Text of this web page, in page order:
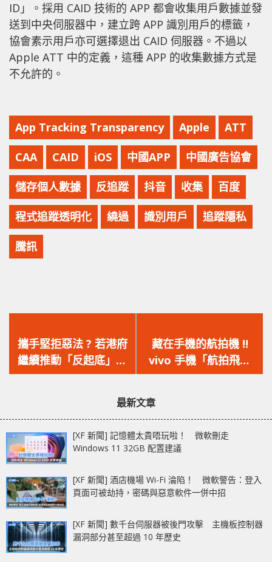
ID」。採用 CAID 技術的 APP 都會收集用戶數據並發
送到中央伺服器中，建立跨 APP 識別用戶的標籤，
協會素示用戶亦可選擇退出 CAID 伺服器。不過以
Apple ATT 中的定義，這種 APP 的收集數據方式是
不允許的。
App Tracking Transparency Apple ATT
CAA CAID iOS 中國APP 中國廣告協會
儲存個人數據 反追蹤 抖音 收集 百度
程式追蹤透明化 繞過 識別用戶 追蹤隱私
騰訊
一
篇
文
攜手堅拒惡法 ? 若港府
繼續推動「反起底」修
訂，Google、
一
篇
文
藏在手機的航拍機 !!
vivo 手機「航拍飛行
鏡」模組專利曝光
最新文章
[XF 新聞] 記憶體太貴唔玩啦！ 微軟刪走
Windows 11 32GB 配置建議
[XF 新聞] 酒店機場 Wi-Fi 淪陷！ 微軟警告：登入
頁面可被劫持，密碼與惡意軟件一併中招
[XF 新聞] 數千台伺服器被後門攻擊 主機板控制器
漏洞部分甚至超過 10 年歷史